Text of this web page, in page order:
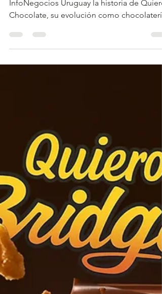
Mónica Sniadower comparte con
Chocolate, su evolución como chocolatería
artesanal premium y los próximos desafíos